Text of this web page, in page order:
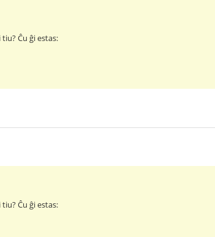
Ĉu ĝi estas:
Ĉu ĝi estas: